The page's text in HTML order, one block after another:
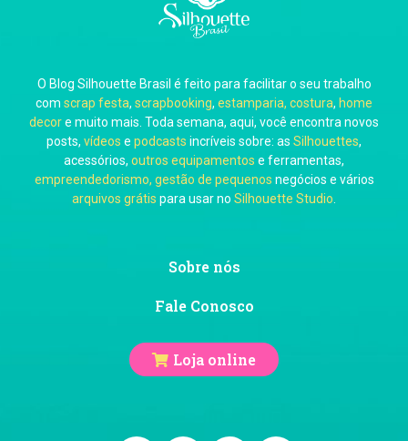
O Blog Silhouette Brasil é feito para facilitar o seu trabalho
com scrap festa, scrapbooking, estamparia, costura, home
decore muito mais. Toda semana, aqui, você encontra novos
posts, vídeos e podcasts incríveis sobre: as Silhouettes,
acessórios, outros equipamentos e ferramentas,
empreendedorismo, gestão de pequenos negócios e vários
arquivos grátis para usar no Silhouette Studio
Sobre nós
Fale Conosco
Loja online